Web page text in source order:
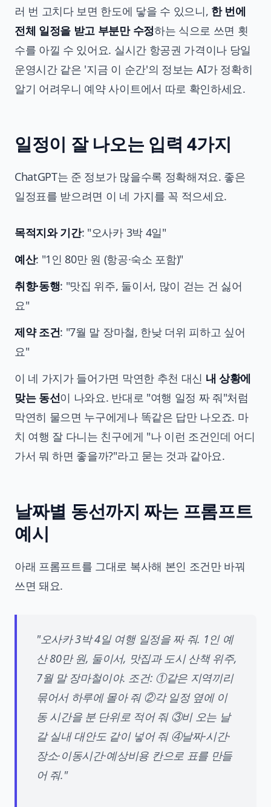
러 번 고치다 보면 한도에 닿을 수 있으니, 한 번에
전체 일정을 받고 부분만 수정하는 식으로 쓰면 횟
수를 아낄 수 있어요. 실시간 항공권 가격이나 당일
운영시간 같은 '지금 이 순간'의 정보는 AI가 정확히
알기 어려우니 예약 사이트에서 따로 확인하세요.
일정이 잘 나오는 입력 4가지
ChatGPT는 준 정보가 많을수록 정확해져요. 좋은
일정표를 받으려면 이 네 가지를 꼭 적으세요.
목적지와 기간: "오사카 3박 4일"
예산: "1인 80만 원 (항공·숙소 포함)"
취향·동행: "맛집 위주, 둘이서, 많이 걷는 건 싫어
요"
제약 조건: "7월 말 장마철, 한낮 더위 피하고 싶어
요"
이 네 가지가 들어가면 막연한 추천 대신 내 상황에
맞는 동선이 나와요. 반대로 "여행 일정 짜 줘"처럼
막연히 물으면 누구에게나 똑같은 답만 나오죠. 마
치 여행 잘 다니는 친구에게 "나 이런 조건인데 어디
가서 뭐 하면 좋을까?"라고 묻는 것과 같아요.
날짜별 동선까지 짜는 프롬프트
예시
아래 프롬프트를 그대로 복사해 본인 조건만 바꿔
쓰면 돼요.
"오사카 3박 4일 여행 일정을 짜 줘. 1인 예
산 80만 원, 둘이서, 맛집과 도시 산책 위주,
7월 말 장마철이야. 조건: ①같은 지역끼리
묶어서 하루에 몰아 줘 ②각 일정 옆에 이
동 시간을 분 단위로 적어 줘 ③비 오는 날
갈 실내 대안도 같이 넣어 줘 ④날짜·시간·
장소·이동시간·예상비용 칸으로 표를 만들
어 줘."